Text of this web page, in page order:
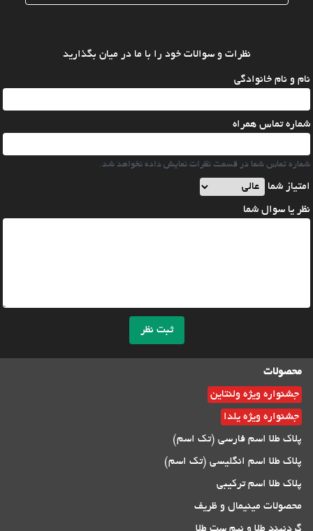
نظرات و سوالات خود را با ما در میان بگذارید
نام و نام خانوادگی
شماره تماس همراه
شماره تماس شما در قسمت نظرات نمایش داده نخواهد شد.
امتیاز شما
نظر یا سوال شما
ثبت نظر
محصولات
جشنواره ویژه ولنتاین
جشنواره ویژه یلدا
پلاک طلا اسم فارسی (تک اسم)
پلاک طلا اسم انگلیسی (تک اسم)
پلاک طلا اسم ترکیبی
محصولات مینیمال و ظریف